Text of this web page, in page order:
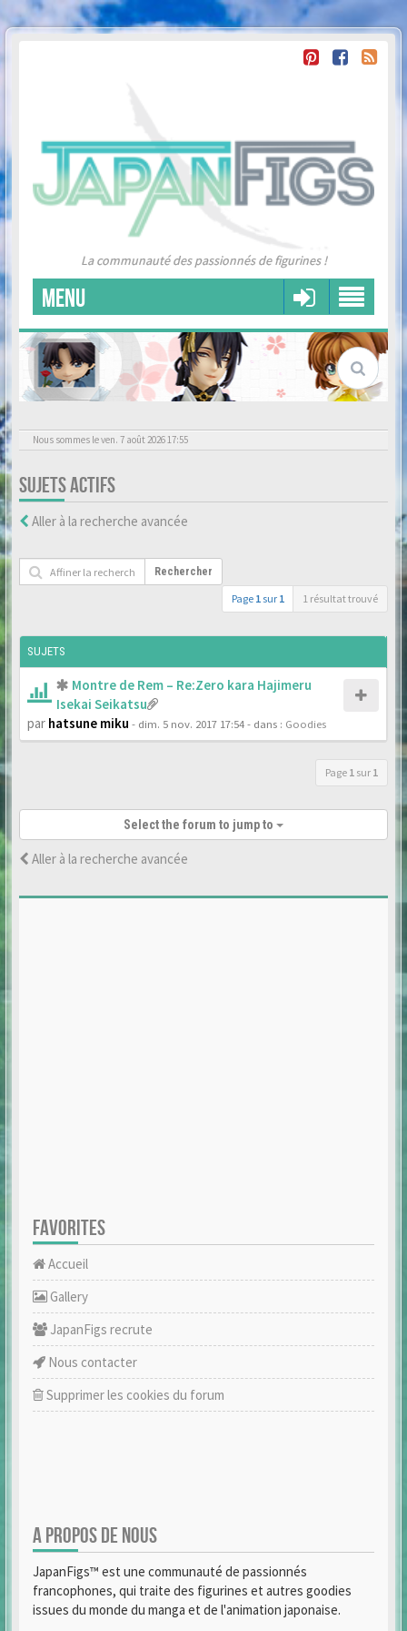
La communauté des passionnés de figurines !
MENU
Nous sommes le ven. 7 août 2026 17:55
SUJETS ACTIFS
Aller à la recherche avancée
Rechercher
Page 1 sur 1 1 résultat trouvé
SUJETS
Montre de Rem – Re:Zero kara Hajimeru
Isekai Seikatsu
par hatsune miku - dim. 5 nov. 2017 17:54- dans : Goodies
Page 1 sur 1
Select the forum to jump to
Aller à la recherche avancée
FAVORITES
Accueil
Gallery
JapanFigs recrute
Nous contacter
Supprimer les cookies du forum
A PROPOS DE NOUS
JapanFigs™ est une communauté de passionnés
francophones, qui traite des figurines et autres goodies
issues du monde du manga et de l'animation japonaise.